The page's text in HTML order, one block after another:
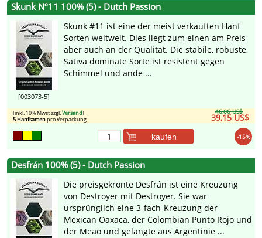
Skunk Nº11 100% (5) - Dutch Passion
[003073-5]
Skunk #11 ist eine der meist verkauften Hanf
Sorten weltweit. Dies liegt zum einen am Preis
aber auch an der Qualität. Die stabile, robuste,
Sativa dominate Sorte ist resistent gegen
Schimmel und ande ...
46,06 US$
39,15 US$
[inkl. 10% Mwst zzgl.Versand]
5 Hanfsamenpro Verpackung
-15%
kaufen
Desfrán 100% (5) - Dutch Passion
Die preisgekrönte Desfrán ist eine Kreuzung
von Destroyer mit Destroyer. Sie war
ursprünglich eine 3-fach-Kreuzung der
Mexican Oaxaca, der Colombian Punto Rojo und
der Meao und gelangte aus Argentinie ...